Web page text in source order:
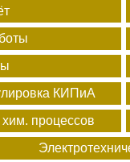
КИПиА
процессов